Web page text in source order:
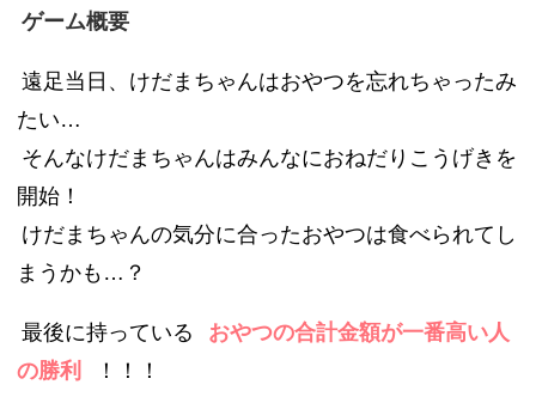
ゲーム概要
遠足当日、けだまちゃんはおやつを忘れちゃったみ
たい…
そんなけだまちゃんはみんなにおねだりこうげきを
開始！
けだまちゃんの気分に合ったおやつは食べられてし
まうかも…？
最後に持っている
おやつの合計金額が一番高い人
の勝利
！！！